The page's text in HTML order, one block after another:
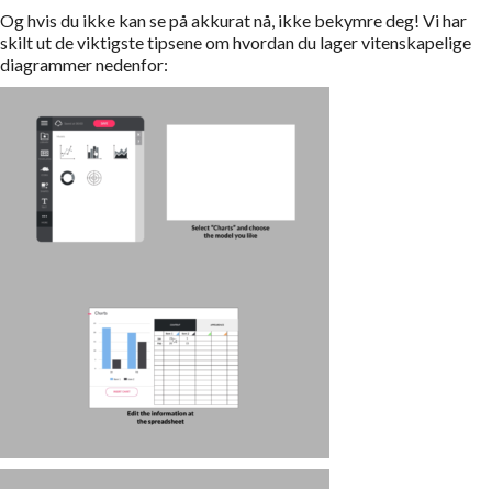
Og hvis du ikke kan se på akkurat nå, ikke bekymre deg! Vi har
skilt ut de viktigste tipsene om hvordan du lager vitenskapelige
diagrammer nedenfor: